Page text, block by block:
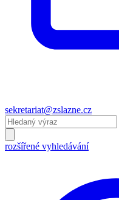
sekretariat@zslazne.cz
rozšířené vyhledávání